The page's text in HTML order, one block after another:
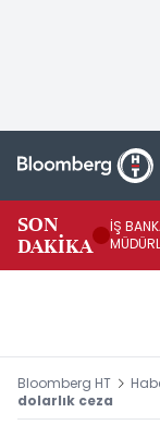
SON
DAKİKA
İŞ
Bloomberg HT
dolarlık ceza